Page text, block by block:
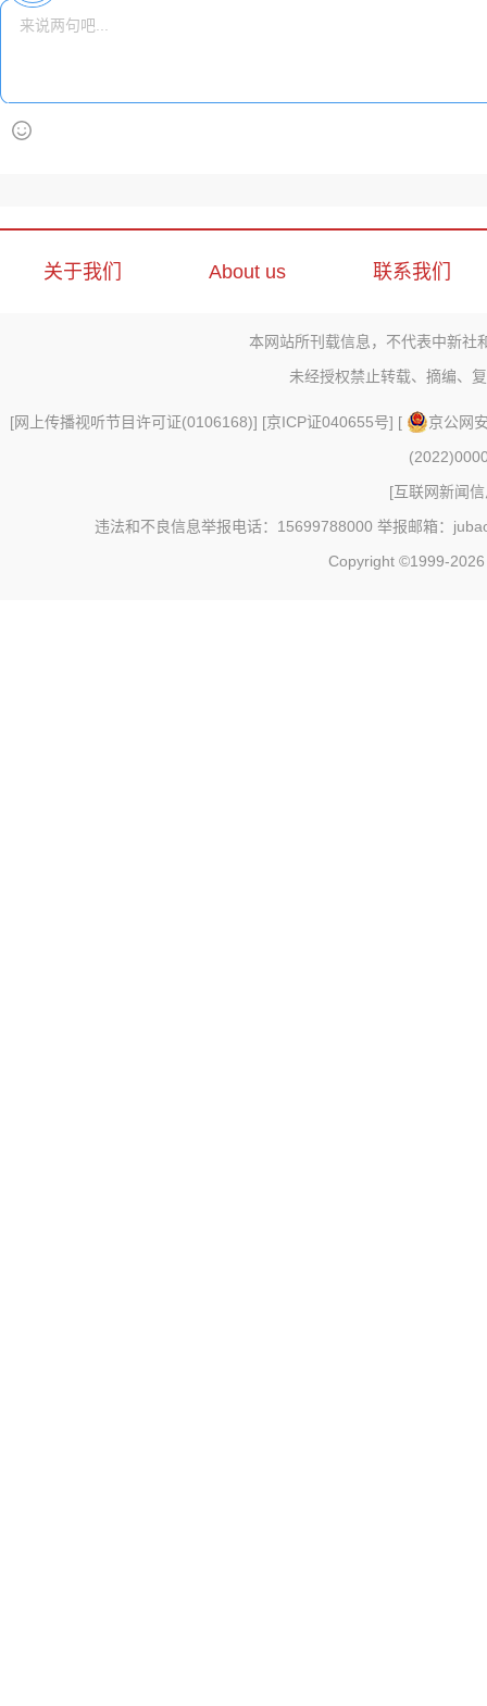
关于我们 About us 联系我们
本网站所刊载信息，不代表中新社
未经授权禁止转载、摘编、
[网上传播视听节目许可证(0106168)] [京ICP证040655号] [
京公网
[互联网新闻
违法和不良信息举报电话：15699788000 举报邮箱：
Copyright ©1999-